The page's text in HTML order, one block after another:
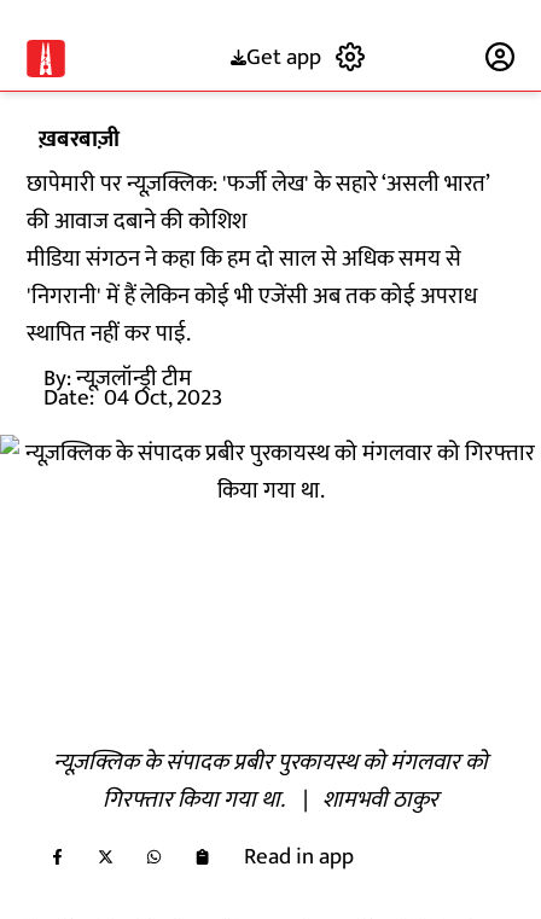
Get app
ख़बरबाज़ी
छापेमारी पर न्यूज़क्लिक: 'फर्जी लेख' के सहारे ‘असली भारत’
की आवाज दबाने की कोशिश
मीडिया संगठन ने कहा कि हम दो साल से अधिक समय से
'निगरानी' में हैं लेकिन कोई भी एजेंसी अब तक कोई अपराध
स्थापित नहीं कर पाई.
By:न्यूज़लॉन्ड्री टीम
Date: 04 Oct, 2023
न्यूज़क्लिक के संपादक प्रबीर पुरकायस्थ को मंगलवार को
गिरफ्तार किया गया था. | शामभवी ठाकुर
Read in app